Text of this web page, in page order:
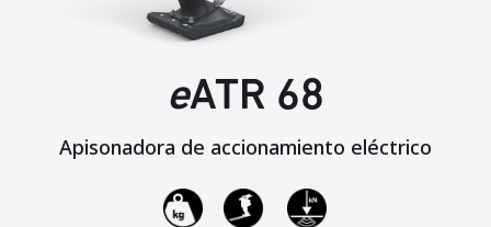
eATR 68
Apisonadora de accionamiento eléctrico